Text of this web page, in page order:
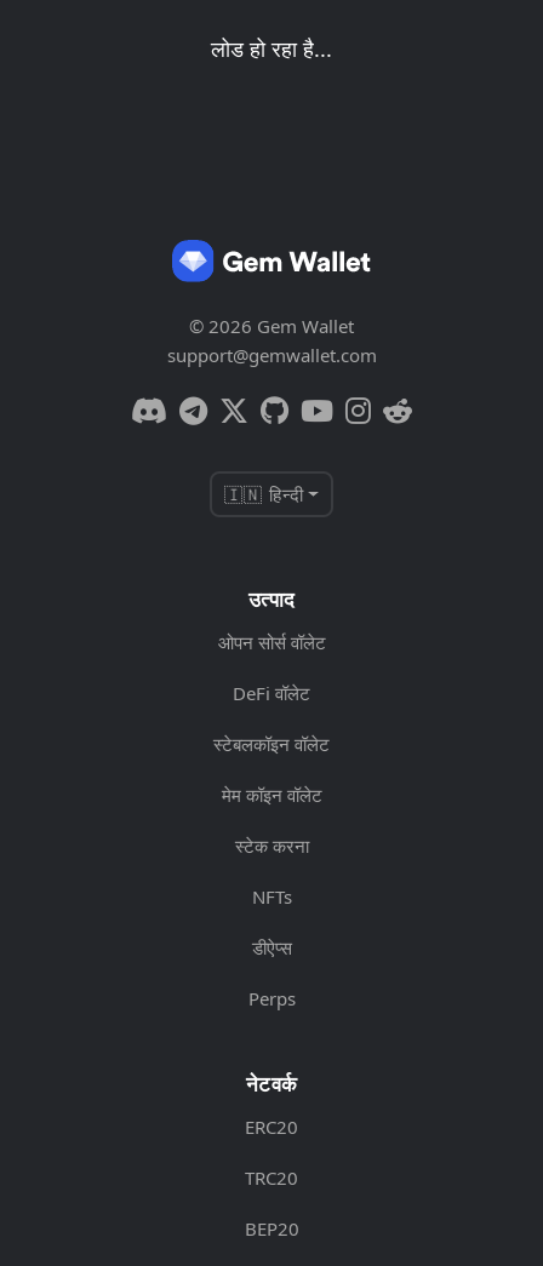
लोड हो रहा है...
© 2026 Gem Wallet
support@gemwallet.com
🇮🇳 हिन्दी
उत्पाद
ओपन सोर्स वॉलेट
DeFi वॉलेट
स्टेबलकॉइन वॉलेट
मेम कॉइन वॉलेट
स्टेक करना
NFTs
डीऐप्स
Perps
नेटवर्क
ERC20
TRC20
BEP20